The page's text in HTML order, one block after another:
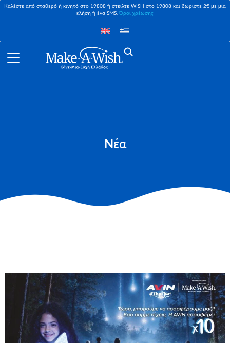
Καλέστε από σταθερό ή κινητό στο 19808 ή στείλτε WISH στο 19808 και δωρίστε 2€ με μια
κλήση ή ένα SMS,Όροι χρέωσης
Νέα